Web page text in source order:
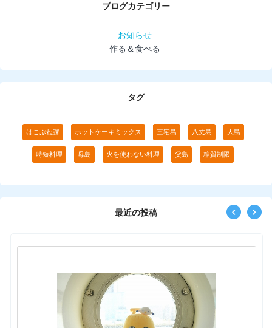
ブログカテゴリー
お知らせ
作る＆食べる
タグ
はこぶね課 ホットケーキミックス 三宅島 八丈島 大島
時短料理 母島 火を使わない料理 父島 糖質制限
最近の投稿